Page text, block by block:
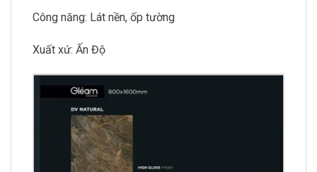
Công năng: Lát nền, ốp tường
Xuất xứ: Ấn Độ